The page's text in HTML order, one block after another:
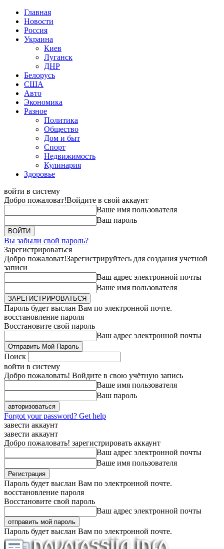
Главная
Новости
Россия
Украина
Киев
Луганск
ДНР
Белорусь
США
Авто
Экономика
Разное
Политика
Общество
Дом и быт
Спорт
Недвижимость
Кулинария
Здоровье
войти в систему
Добро пожаловат!Войдите в свой аккаунт
Ваше имя пользователя
Ваш пароль
Вы забыли свой пароль?
Зарегистрироваться
Добро пожаловат!Зарегистрируйтесь для создания учетной
записи
Ваш адрес электронной почты
Ваше имя пользователя
Пароль будет выслан Вам по электронной почте.
восстановление пароля
Восстановите свой пароль
Ваш адрес электронной почты
Поиск
войти в систему
Добро пожаловать! Войдите в свою учётную запись
Ваше имя пользователя
Ваш пароль
Forgot your password? Get help
завести аккаунт
завести аккаунт
Добро пожаловать! зарегистрировать аккаунт
Ваш адрес электронной почты
Ваше имя пользователя
Пароль будет выслан Вам по электронной почте.
восстановление пароля
Восстановите свой пароль
Ваш адрес электронной почты
Пароль будет выслан Вам по электронной почте.